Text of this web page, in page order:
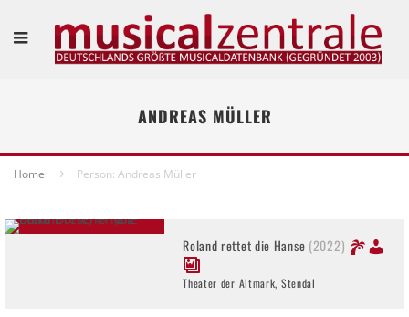
ANDREAS MÜLLER
Home Person: Andreas Müller
Roland rettet die Hanse (2022)
Theater der Altmark, Stendal